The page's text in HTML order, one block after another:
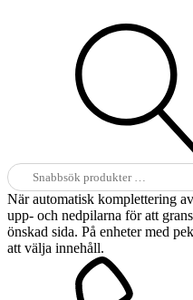
Sök
efter:
När automatisk komplettering
upp- och nedpilarna för att
önskad sida. På enheter med
att välja innehåll.